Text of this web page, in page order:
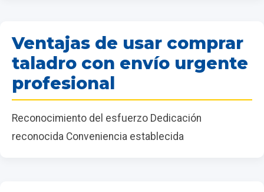
Ventajas de usar comprar
taladro con envío urgente
profesional
Reconocimiento del esfuerzo Dedicación
reconocida Conveniencia establecida